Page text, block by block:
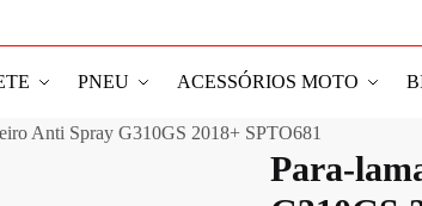
PNEU ACESSÓRIOS MOTO
Anti Spray G310GS 2018+ SPTO681
Para-